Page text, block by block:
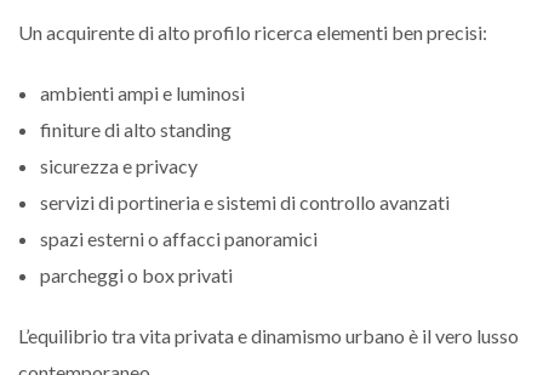
Un acquirente di alto profilo ricerca elementi ben precisi:
ambienti ampi e luminosi
finiture di alto standing
sicurezza e privacy
servizi di portineria e sistemi di controllo avanzati
spazi esterni o affacci panoramici
parcheggi o box privati
L’equilibrio tra vita privata e dinamismo urbano è il vero lusso